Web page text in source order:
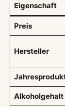
Eigenschaft
Preis
Hersteller
Alkoholgehalt